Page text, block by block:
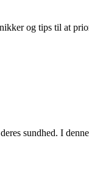
og tips til at
sundhed. I